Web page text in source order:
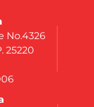
No.4326
25220